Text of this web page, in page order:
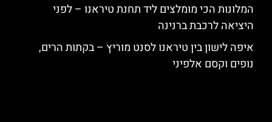
המלונות הכי מומלצים ליד תחנת טיראנו – לפני
היציאה לרכבת ברנינה
איפה לישון בין טיראנו לסנט מוריץ – בקתות הרים,
נופים וקסם אלפיני